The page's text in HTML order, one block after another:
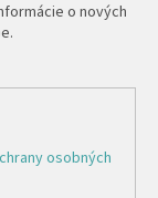
o nových
osobných